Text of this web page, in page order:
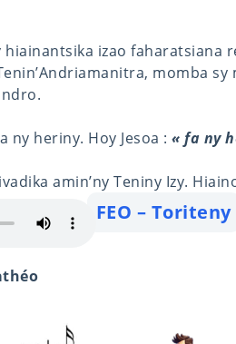
hiainantsika izao faharatsiana
momba sy
ny heriny. Hoy Jesoa : « fa ny
amin’ny Teniny Izy.
FEO – Toriteny